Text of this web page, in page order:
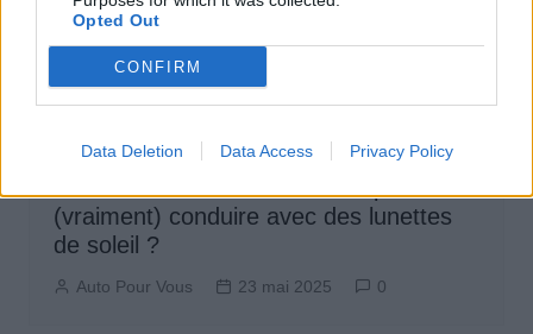
Opted Out
CONFIRM
Data Deletion Data Access Privacy Policy
Actus Info
(vraiment) conduire avec des lunettes
de soleil ?
Auto Pour Vous 23 mai 2025 0